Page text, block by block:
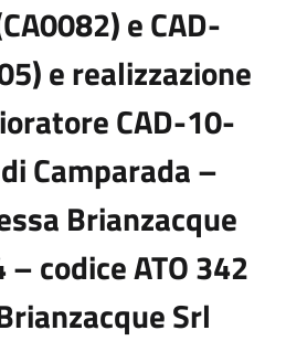
e CAD-
e realizzazione
CAD-10-
Camparada –
Brianzacque
codice ATO 342
Srl